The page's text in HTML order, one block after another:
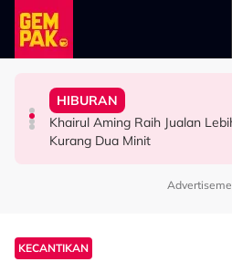
Skip to main content
HIBURAN
Imran Aqil Kongsi Detik Sukar
“Waktu Itu Aku Tiada, Pergi
HIBURAN
Khairul Aming Raih Jualan
Kurang Dua Minit
HIBURAN
“Ada Yang Datang Menyapa,
- Noraniza Idris
SELEBRITI
“Biarlah Mereka Yang Pilih” -
Jangan Terlalu Campuri
KECANTIKAN